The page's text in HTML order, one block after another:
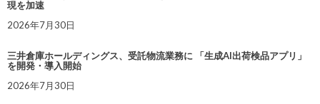
現を加速
2026年7月30日
三井倉庫ホールディングス、受託物流業務に 「生成AI出荷検品アプリ」
を開発・導入開始
2026年7月30日